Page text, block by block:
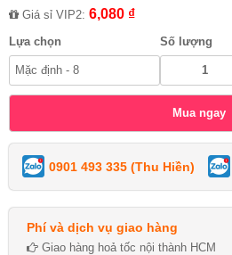
Giá sỉ VIP2: 6,080 ₫
Lựa chọn Số lượng
0901 493 335 (Thu Hiền)
Phí và dịch vụ giao hàng
Giao hàng hoả tốc nội thành HCM